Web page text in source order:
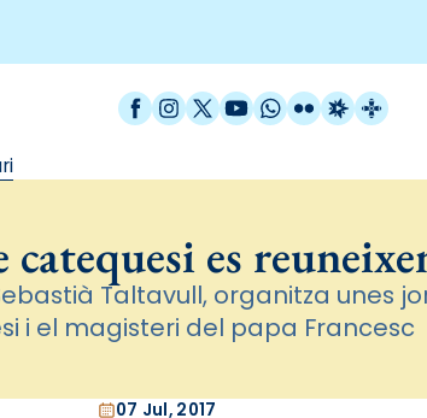
Facebook
Instagram
X / Twitter
YouTube
WhatsApp
FlickrRadio
catequesi es
Taltavull, organitza unes
i el magisteri del papa Francesc
07 Jul, 2017